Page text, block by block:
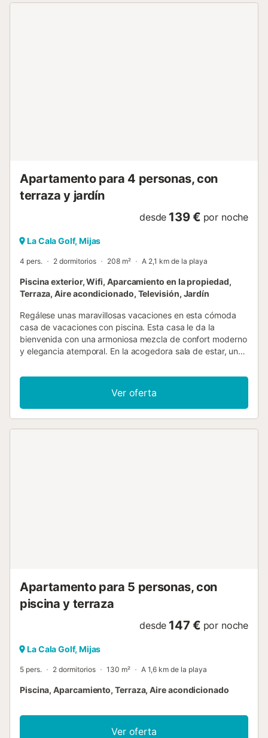
Apartamento para 4 personas, con
terraza y jardín
desde 139 € por noche
La Cala Golf, Mijas
4 pers. 2 dormitorios 208 m² A 2,1 km de la playa
Piscina exterior, Wifi, Aparcamiento en la propiedad,
Terraza, Aire acondicionado, Televisión, Jardín
Regálese unas maravillosas vacaciones en esta cómoda
casa de vacaciones con piscina. Esta casa le da la
bienvenida con una armoniosa mezcla de confort moderno
y elegancia atemporal. En la acogedora sala de estar, una
tomando café juntos. Vean la última serie o escuchen un
podcast interesante antes de probar juntos recetas
regionales en la cocina. Sumérgete en la piscina
compartida, nada unos largos o date un refrescante
Ver oferta
Apartamento para 5 personas, con
piscina y terraza
desde 147 € por noche
La Cala Golf, Mijas
5 pers. 2 dormitorios 130 m² A 1,6 km de la playa
Piscina, Aparcamiento, Terraza, Aire acondicionado
Ver oferta